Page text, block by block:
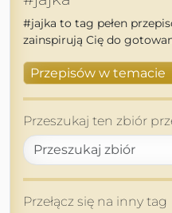
#jajka to tag pełen
zainspirują Cię do
Przepisów w temacie
Przeszukaj ten zbiór
Przełącz się na inny tag